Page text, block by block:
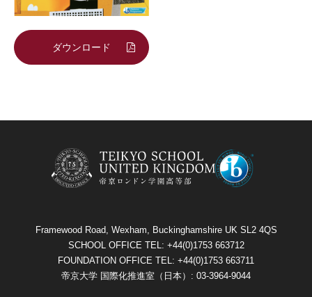
ダウンロード
Framewood Road, Wexham, Buckinghamshire UK SL2 4QS
SCHOOL OFFICE TEL: +44(0)1753 663712
FOUNDATION OFFICE TEL: +44(0)1753 663711
帝京大学 国際化推進室（日本）: 03-3964-9044